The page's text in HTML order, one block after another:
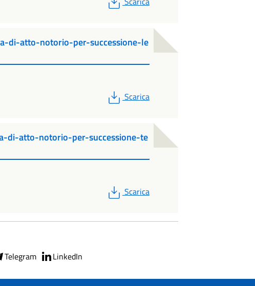
di-atto-notorio-per-successione-le
PDF
Scarica
di-atto-notorio-per-successione-te
PDF
Scarica
Telegram LinkedIn